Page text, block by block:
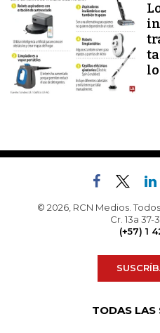
© 2026, RCN Medios.
Cr. 13a
(+57) 1
TODAS LAS